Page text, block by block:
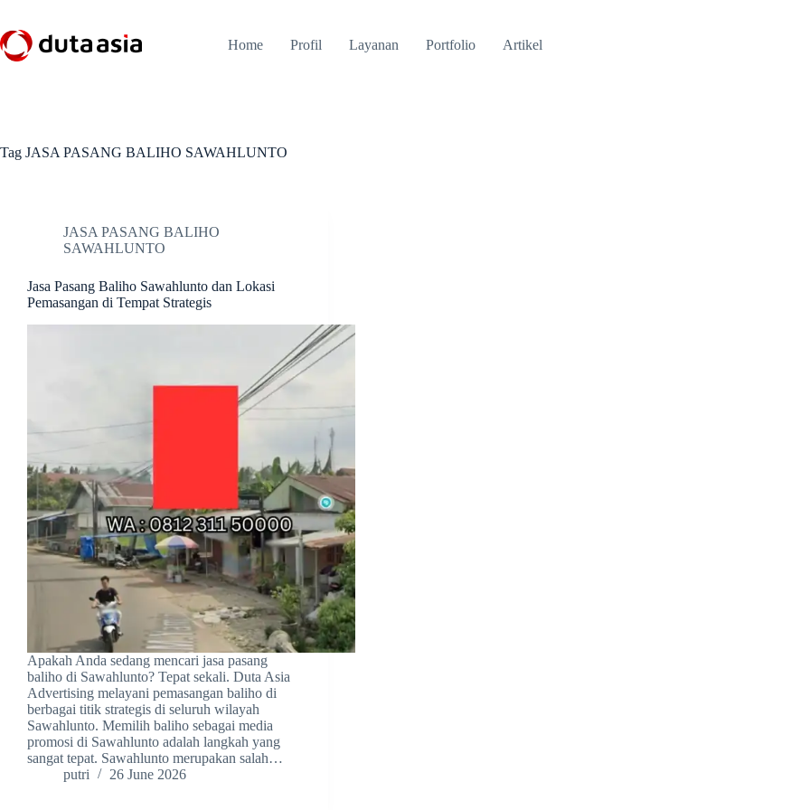
content
Home Profil Layanan Portfolio Artikel
Tag JASA PASANG BALIHO SAWAHLUNTO
JASA PASANG BALIHO
SAWAHLUNTO
Jasa Pasang Baliho Sawahlunto dan Lokasi
Pemasangan di Tempat Strategis
Apakah Anda sedang mencari jasa pasang
baliho di Sawahlunto? Tepat sekali. Duta Asia
Advertising melayani pemasangan baliho di
berbagai titik strategis di seluruh wilayah
Sawahlunto. Memilih baliho sebagai media
promosi di Sawahlunto adalah langkah yang
sangat tepat. Sawahlunto merupakan salah…
putri
26 June 2026